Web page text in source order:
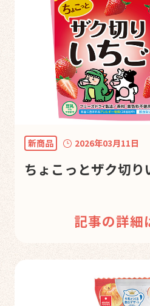
2026年03月11日
新商品
ちょこっとザク切
記事の詳細